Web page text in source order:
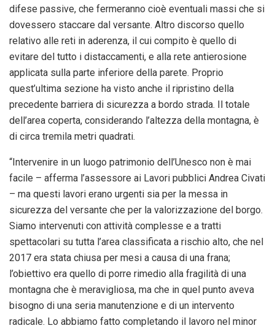
difese passive, che fermeranno cioè eventuali massi che si
dovessero staccare dal versante. Altro discorso quello
relativo alle reti in aderenza, il cui compito è quello di
evitare del tutto i distaccamenti, e alla rete antierosione
applicata sulla parte inferiore della parete. Proprio
quest’ultima sezione ha visto anche il ripristino della
precedente barriera di sicurezza a bordo strada. Il totale
dell’area coperta, considerando l’altezza della montagna, è
di circa tremila metri quadrati.
“Intervenire in un luogo patrimonio dell’Unesco non è mai
facile – afferma l’assessore ai Lavori pubblici Andrea Civati
– ma questi lavori erano urgenti sia per la messa in
sicurezza del versante che per la valorizzazione del borgo.
Siamo intervenuti con attività complesse e a tratti
spettacolari su tutta l’area classificata a rischio alto, che nel
2017 era stata chiusa per mesi a causa di una frana;
l’obiettivo era quello di porre rimedio alla fragilità di una
montagna che è meravigliosa, ma che in quel punto aveva
bisogno di una seria manutenzione e di un intervento
radicale. Lo abbiamo fatto completando il lavoro nel minor